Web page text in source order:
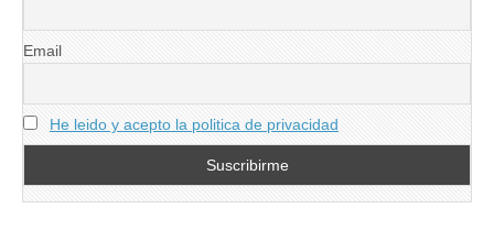
Email
He leido y acepto la politica de privacidad